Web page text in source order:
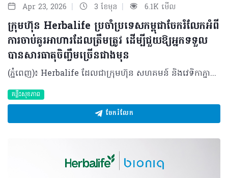
Apr 23, 2026 | 3 ខែមុន | 6.1K មើល
ក្រុមហ៊ុន Herbalife ប្រចាំប្រទេសកម្ពុជាចែករំលែកអំពី
ការចាប់គូរអាហារដែលត្រឹមត្រូវ ដើម្បីជួយឱ្យអ្នកទទួល
បានសារធាតុចិញ្ចឹមច្រើនជាងមុន
(ភ្នំពេញ)៖ Herbalife ដែលជាក្រុមហ៊ុន សហគមន៍ និងវេទិកាភ្ជាប់ទំនាក់ទំនង លំដាប់ថ្នាក់ពិភពលោក ផ្នែកសុខភាព និងសុខុមាលភាពបានចែករំលែកអំពី ការចាប់គូរអាហារដោយឆ្លាតវៃ ដើម្បីជួយឱ្យអ្នកទទួលបានសារធាតុចិញ្ចឹមច្រើនជាងមុន។ អាហារូបត្ថម្ភល្អមិនមែនសំដៅលើការទទួលទានតែអាហារដែលកំពូល (Superfood) ឬវីតាមីនតែមួយមុខៗនោះទេ។ ផ្ទុយទៅវិញគឺជាការទទួលទានឱ្យមានតុល្យភាពចម្រុះមុខ ដើម្បីផ្តល់សារធាតុចិញ្ចឹមគ្រប់គ្រាន់ដល់រាងកាយសម្រាប់ការលូតលាស់ និងសុខុមាលភាពទូទៅ។ ការចាប់គូអាហារនឹងជួយឱ្យរាងកាយស្រូបយក និងប្រើប្រាស់សារធាតុចិញ្ចឹមទាំងនោះបានកាន់តែមានប្រសិទ្ធភាព។ វិទ្យាសាស្ត្រអាហារូបត្ថម្ភបានទទួលស្គាល់ថា ការរួមបញ្ចូលគ្នានៃអាហារមួយចំនួនអាចមានឥទ្ធិពលលើកម្រិតសារធាតុចិញ្ចឹមអាចត្រូវបានស្រូបយក និងប្រើប្រាស់ដោយរាងកាយ។ ដូចនេះ អ្នកក៏មានអំណាចអាចជម្រុញការស្រូបយកសារធាតុចិញ្ចឹមនៃសារពាង្គកាយខាងក្នុងបានផងដែរ តាមរយៈការផ្គួរផ្គងអាហារនីមួយៗដោយខ្លួនឯង។ វិធីមួយក្នុងចំណោមវិធីដែលងាយស្រួលបំផុតនោះ គឺការផ្លាស់ប្តូរមុខម្ហូប និងការទទួលទានអាហារសុខភាពចម្រុះឱ្យបានទៀងទាត់ ជាជាងការទទួលទានអាហារដដែលៗរាល់ថ្ងៃ។ តើអ្នកមានដឹងទេថាការផ្គូរផ្គងអាហារមួយចំនួនអាចផ្តល់អត្ថប្រយោជន៍ដល់រាងកាយច្រើនជាងការដែលអ្នកញ៉ាំអាហារទាំងនោះដាច់ដោយឡែកពីគ្នា? ការចាប់គូរអាហារឆ្លាតវៃទាំង ៥ យ៉ាង៖ បន្លែចម្រុះ ដូចជា ស្ពៃពួយឡេង ការ៉ុត ម្ទេសប្លោក និងប៉េងប៉ោះ មានផ្ទុកសារធាតុ Carotenoids មិនត្រឹមតែធ្វើឱ្យរុក្ខជាតិមានពណ៌ស្រស់ស្អាតប៉ុណ្ណឹងទេ ប៉ុន្តែវាក៏ដើរតួជាសារធាតុប្រឆាំងអុកស៊ីតកម្មផងដែរ។ សមាសធាតុនេះវារលាយក្នុងខ្លាញ់ មានន័យថាវានឹងត្រូវបានស្រូបយកបានល្អប្រសើរ នៅពេលញ៉ាំជាមួយជាតិខ្លាញ់ខ្លះ។ អ្នកអាចបន្ថែមជាតិខ្លាញ់ល្អបានតាមវិធីជាច្រើន៖ លាយប្រេងអូលីវលើសាឡាត់ បន្ថែមគ្រាប់ធញ្ញជាតិបន្តិចបន្តួចទៅក្នុងបន្លែឆ្អិន ឬបន្ថែមផ្លែបឺរជាដើម។ តាមរយៈការធ្វើបែបនេះ រាងកាយរបស់អ្នកអាចស្រូបយកសារធាតុប្រឆាំងអុកស៊ីតកម្មដ៏មានប្រយោជន៍ទាំងនេះបានកាន់តែប្រសើរ។ វីតាមីន C ជាមួយជាតិដែក ជួយទ្រទ្រង់ដល់ដំណើរអុកស៊ីសែន និងជួយដល់មេតាប៉ូលីសក្នុងការបំប្លែងអាហារជាថាមពល។ វីតាមីន និងជាតិដែកនេះមាននៅក្នុងប្រភពរុក្ខជាតិ និងសាច់សត្វ។ ជាតិដែកប្រភេទ Heme ដែលមាននៅក្នុង សាច់បក្សី ត្រី និងស៊ុត រាងកាយងាយស្រូបយកដោយមានប្រសិទ្ធភាព ខណៈដែលជាតិដែកប្រភេទ Non-heme ពីអាហាររុក្ខជាតិដូចជា សណ្តែក សណ្តែកបណ្តុះ ស្ពៃពួយឡេង និងធញ្ញជាតិ រាងកាយស្រូបយកបានតិចតែប៉ុណ្ណោះ។ វីតាមីន C ជួយបង្កើនការស្រូបយកជាតិដែកប្រភេទ Non-heme នេះ។ អ្នកអាចទទួលទានបន្ថែមវីតាមីន C រួមគ្នា តួយ៉ាងការទទួលទានប៉េងប៉ោះ ផ្លែក្រូច និងស្ត្របឺរី ដោយយកពួកវាទៅលាយបញ្ចូលនិងមុខម្ហូបដទៃដែលសម្បូរវីតាមីន C ស្រាប់ ដើម្បីជួយឱ្យរាងកាយរបស់អ្នកស្រូបយកជាតិដែកប្រភេទ Non-heme នេះបានដោយមានប្រសិទ្ធភាព។ អាហារក្រឡុកប្រូតេអ៊ីន ដែលមានបន្ថែមជាតិដែកមករួចស្រេច ក៏អាចជួយបំពេញតម្រូវការជាតិដែកបានដែរ ហើយនៅពេលចាប់គូជាមួយអាហារសម្បូរវីតាមីន C ជាតិដែកនឹងត្រូវបានស្រូបយកយ៉ាងល្អប្រសើរ។​ ដូច្នោះអ្នកអាចសាកបន្ថែមផ្លែឈើដូចជា ផ្លែម្នាស់ ស្ត្រប៊ឺរី ឬផ្លែស្វាយ ទៅក្នុងអាហារក្រឡុករបស់អ្នកបាន។ ការបន្ថែមបន្តិចបន្តួចទាំងនេះ អាចបង្កើតភាពខុសប្លែកគ្នា ក្នុងការបំពេញតម្រូវការសារធាតុចិញ្ចឹមប្រចាំថ្ងៃបាន។ តែបៃតង ជាមួយអាហារដែលសម្បូរវីតាមីន C តែបៃតងមានសមាសធាតុរុក្ខជាតិដ៏មានប្រយោជន៍ហៅថា Catechins ដែលដើរតួជាសារធាតុប្រឆាំងអុកស៊ីតកម្ម។ ការបន្ថែមក្រូចឆ្មារទៅក្នុងតែរបស់អ្នក ឬការទទួលទានវារួមជាមួយផ្លែឈើដែលសម្បូរវីតាមីន C (ដូចជា ក្រូច ស្ត្រប៊ឺរី ឬគីវី) ជួយឱ្យការស្រូបយកសមាសធាតុទាំងនេះមានភាពប្រសើរឡើង។ ប្រសិនបើអ្នកមានទម្លាប់ទទួលទានតែបៃតង ការចាប់គូវាជាមួយអាហារសម្រន់ដែលមានតុល្យភាព និងមានវីតាមីន C គឺរឹតតែល្អ។ ហើយប្រសិនបើអាហារសម្រន់របស់អ្នកមានជាតិប្រូតេអ៊ីន និងជាតិសរសៃ (Fiber) ច្រើនទៀត នោះវាកាន់តែប្រសើរព្រោះវានឹងជួយផ្តល់ថាមពលបានយូរ។ វីតាមីន D ជាមួយអាហារសម្បូរកាល់ស្យូម៖ វីតាមីន D ចាំបាច់សម្រាប់ជួយឱ្យរាងកាយស្រូបយកកាល់ស្យូម ដែលទ្រទ្រង់ដល់សុខភាពឆ្អឹង និងមុខងារសាច់ដុំ។ ត្រីដែលមានជាតិខ្លាញ់ដូចជា ត្រីសាល់ម៉ុន ត្រីបេកា និង ស៊ុតផ្តល់​​នូវវីតាមីន D បន្លែស្លឹកបៃតង អាហារធ្វើពីទឹកដោះគោ និងភេសជ្ជៈធ្វើពីរុក្ខជាតិដែលបន្ថែមសារធាតុចិញ្ចឹម ជួយផ្តល់នូវកាល់ស្យូម។ សម្រាប់អ្នកដែលមិនសូវទទួលទានសាច់ ផលិតផលដែលមានសារធាតុចិញ្ចឹម ឬអាហារបំប៉នដែលផ្តល់វីតាមីន D អាចជួយបំពេញចន្លោះខ្វះខាតទាំងនេះបាន។ នៅពេលរួមបញ្ចូលគ្នាជាមួយអាហារសម្បូរកាល់ស្យូម មិនថាពីប្រភពរុក្ខជាតិ ឬសត្វនោះទេ ពួកវាអាចជួយទ្រទ្រង់តម្រូវការរាងកាយរបស់អ្នកបាន។ មនុស្សពេញវ័យជាច្រើនមិនសូវទទួលទានប្រូតេអ៊ីន និងជាតិសរសៃបានគ្រប់គ្រាន់តាមតម្រូវការប្រចាំថ្ងៃនោះទេ សារធាតុទាំងពីរនេះសុទ្ធតែសំខាន់សម្រាប់ទ្រទ្រង់ភាពឆ្អែត។ ដូច្នេះការរួមបញ្ចូលប្រូតេអ៊ីនជាមួយអាហារដែលមានជាតិសរសៃខ្ពស់ អាចជួយឱ្យអ្នកមានអារម្មណ៍ឆ្អែតបានយូរ ហើយជាតិសរសៃក៏ជួយដល់សុខភាពប្រព័ន្ធរំលាយអាហារផងដែរ។ សរុបសេចក្តីមកវិញ អាហារូបត្ថម្ភល្អ មិនមែនជាច្បាប់ដ៏តឹងរ៉ឹង ឬការដេញតាមញ៉ាំតែអាហារកំពូល Superfood ណាមួយនោះទេ។ វាគឺជាការផ្តល់ឱ្យរាងកាយរបស់អ្នកនូវសារធាតុចិញ្ចឹមដែលវាត្រូវការឱ្យបានទៀងទាត់ តាមរបៀបដែលសមស្របនឹងរបៀបរស់នៅរបស់អ្នក។ ការទទួលទានអាហារចម្រុះមានន័យថា អ្នកនឹងទទួលបានអត្ថប្រយោជន៍ពីការចាប់គូអាហារទាំងនេះ។ ខណៈពេលដែលអាហារធម្មជាតិគឺជាអាហារចម្បងនៃរបបអាហារ ផលិតផលដែលបន្ថែមសារធាតុចិញ្ចឹម អាហារក្រឡុកប្រូតេអ៊ីន សុទ្ធតែអាចប្រើជារបស់ជំនួយបំពេញចន្លោះខ្វះខាត ជាពិសេសនៅពេលដែលអ្នកមមាញឹកហើយត្រូវការឱ្យរាងកាយអ្នកមានអាហារូបត្ថម្ភគ្រប់គ្រាន់។ អាហារូបត្ថម្ភ មិនមែនទាមទារភាពល្អឥតខ្ចោះនោះទេ ប៉ុន្តែវាទាមទារនូវភាពជាប់លាប់ក្នុងការអនុវត្ត។ តាមរយៈការរួមបញ្ចូលគ្នារវាងការចាប់គូអាហារ ជាមួយនឹងការជ្រើសរើសអាហារដែលផ្ដល់សុខភាពល្អ រួមមានប្រូតេអ៊ីនពី ប្រភពរុក្ខជាតិ និងសត្វ បន្លែផ្លែឈើ គ្រាប់ធញ្ញជាតិដែលសម្បូរជាតិសរសៃ និងខ្លាញ់ល្អ អ្នកនឹងនឹងទទួលបាននូវអាហារូបត្ថម្ភដែលប្រកបដោយនិរន្តរភាព ដើម្បីផ្ដល់ឱ្យរាងកាយនូវអ្វីដែលវាត្រូវការជាចាំបាច់ពីមួយថ្ងៃទៅមួយថ្ងៃ។ អំពីក្រុមហ៊ុន Herbalife ក្រុមហ៊ុន Herbalife (NYSE: HLF) គឺជាក្រុមហ៊ុនសុខភាព និងសុខុមាលភាពឈានមុខគេ និងជាសហគមន៍ដែលកំពុងផ្លាស់ប្តូរជីវិតរបស់មនុស្សជាមួយនឹងផលិតផលអាហារូបត្ថម្ភដ៏អស្ចារ្យ និងជាឱកាសអាជីវកម្មសម្រាប់សមាជិកឯករាជ្យ​របស់ខ្លួនចាប់តាំងពីឆ្នាំ 1980។ ក្រុមហ៊ុនផ្តល់ជូននូវផលិតផលដែលគាំទ្រដោយវិទ្យាសាស្រ្តដល់អ្នកប្រើប្រាស់នៅក្នុងទីផ្សារជាង 90។ តាមរយៈសមាជិកឯករាជ្យដែលផ្តល់ជូននូវការបណ្តុះបណ្តាលមួយទល់មួយ និងផ្តល់ការគាំទ្រសហគមន៍ដោយបំផុសគំនិតឱ្យអតិថិជនប្រកាន់ខ្ជាប់នូវរបៀបរស់នៅដែលមានភាពសកម្ម។
គន្លឹះសុខភាព
ចែករំលែក